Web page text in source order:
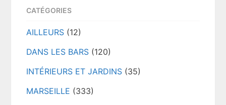
CATÉGORIES
AILLEURS (12)
DANS LES BARS (120)
INTÉRIEURS ET JARDINS (35)
MARSEILLE (333)